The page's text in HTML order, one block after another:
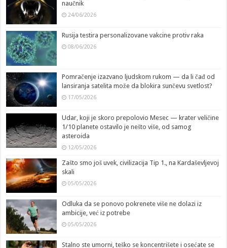
naučnik
24/06/2026
Rusija testira personalizovane vakcine protiv raka
08/06/2026
Pomračenje izazvano ljudskom rukom — da li čađ od
lansiranja satelita može da blokira sunčevu svetlost?
17/05/2026
Udar, koji je skoro prepolovio Mesec — krater veličine
1/10 planete ostavilo je nešto više, od samog
asteroida
12/05/2026
Zašto smo još uvek, civilizacija Tip 1., na Kardaševljevoj
skali
05/05/2026
Odluka da se ponovo pokrenete više ne dolazi iz
ambicije, već iz potrebe
05/05/2026
Stalno ste umorni, teško se koncentrišete i osećate se